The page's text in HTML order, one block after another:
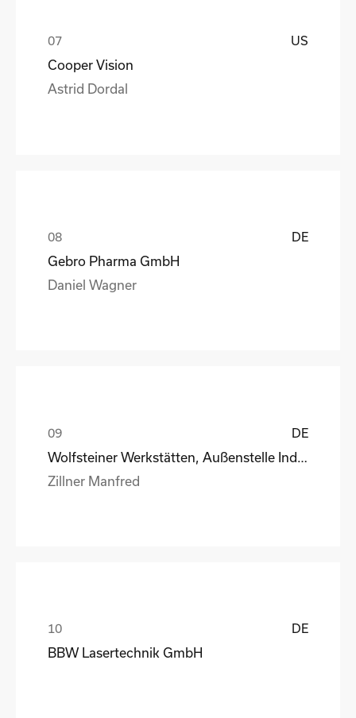
US
Cooper Vision
Astrid Dordal
DE
Gebro Pharma GmbH
Daniel Wagner
DE
Zillner Manfred
DE
BBW Lasertechnik GmbH